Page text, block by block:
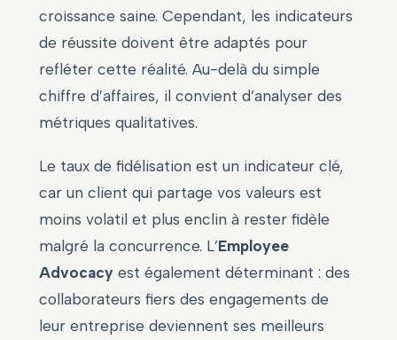
croissance saine. Cependant, les indicateurs
de réussite doivent être adaptés pour
refléter cette réalité. Au-delà du simple
chiffre d’affaires, il convient d’analyser des
métriques qualitatives.
Le taux de fidélisation est un indicateur clé,
car un client qui partage vos valeurs est
moins volatil et plus enclin à rester fidèle
malgré la concurrence. L’Employee
Advocacy est également déterminant : des
collaborateurs fiers des engagements de
leur entreprise deviennent ses meilleurs